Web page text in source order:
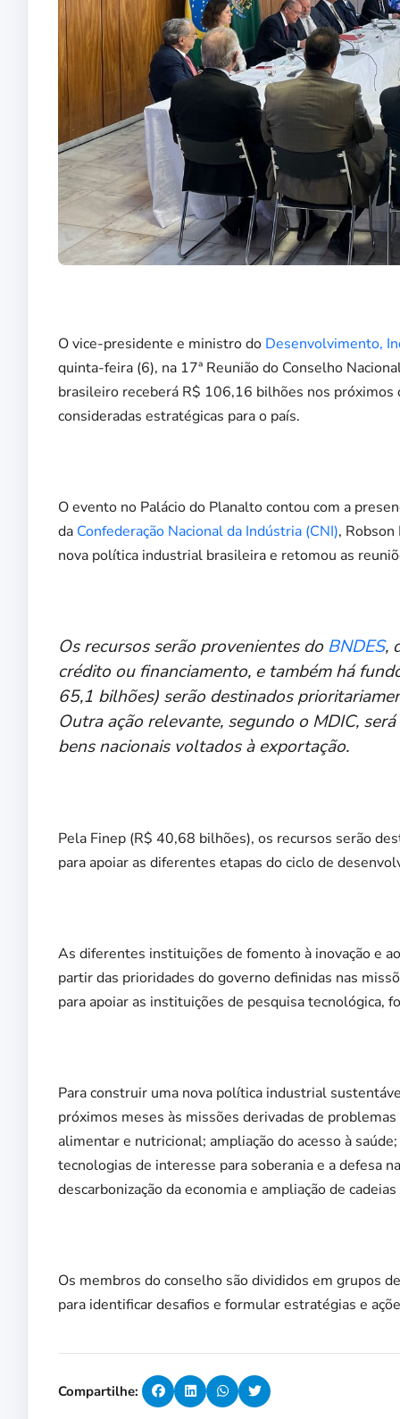
O vice-presidente e ministro do Desenvolvimento,
quinta-feira (6), na 17ª Reunião do Conselho
brasileiro receberá R$ 106,16 bilhões nos
consideradas estratégicas para o país.
O evento no Palácio do Planalto contou com a
da Confederação Nacional da Indústria (CNI),
nova política industrial brasileira e retomou as
Os recursos serão provenientes do BNDES,
crédito ou financiamento, e também há
65,1 bilhões) serão destinados
Outra ação relevante, segundo o MDIC,
bens nacionais voltados à exportação.
Pela Finep (R$ 40,68 bilhões), os recursos serão
para apoiar as diferentes etapas do ciclo de
As diferentes instituições de fomento à inovação e
partir das prioridades do governo definidas nas
para apoiar as instituições de pesquisa tecnológica,
Para construir uma nova política industrial
próximos meses às missões derivadas de
alimentar e nutricional; ampliação do acesso à
tecnologias de interesse para soberania e a defesa
descarbonização da economia e ampliação de
Os membros do conselho são divididos em grupos
para identificar desafios e formular estratégias e
Compartilhe: